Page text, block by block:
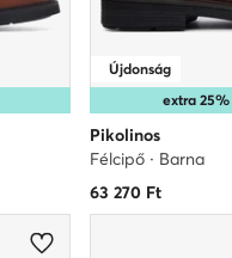
extra 25%
Újdonság
Pikolinos
Félcipő · Barna
63 270 Ft